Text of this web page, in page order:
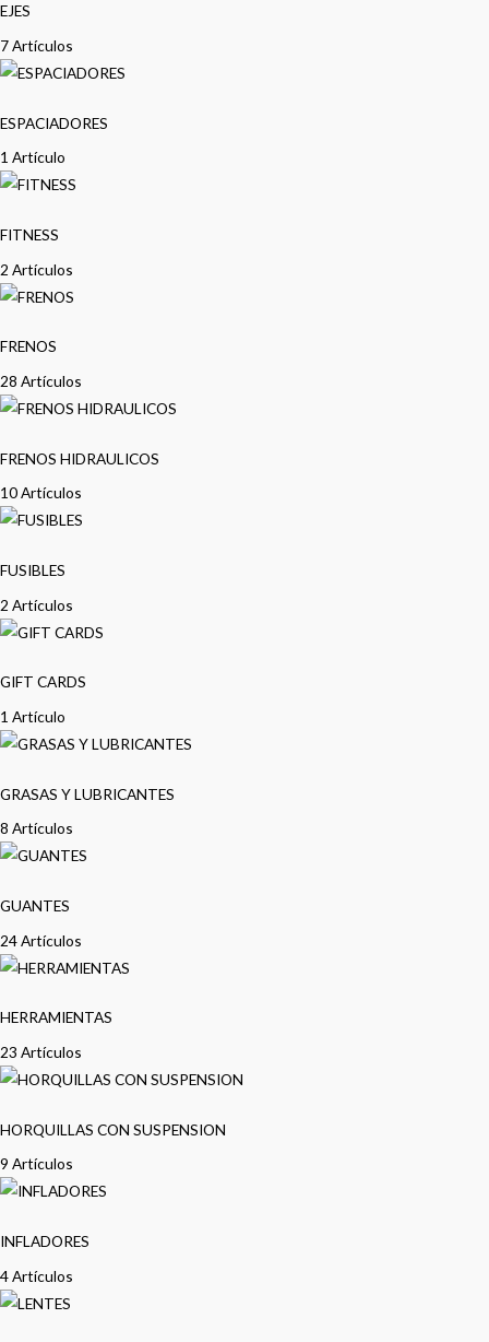
EJES
7 Artículos
ESPACIADORES
1 Artículo
FITNESS
2 Artículos
FRENOS
28 Artículos
FRENOS HIDRAULICOS
10 Artículos
FUSIBLES
2 Artículos
GIFT CARDS
1 Artículo
GRASAS Y LUBRICANTES
8 Artículos
GUANTES
24 Artículos
HERRAMIENTAS
23 Artículos
HORQUILLAS CON SUSPENSION
9 Artículos
INFLADORES
4 Artículos